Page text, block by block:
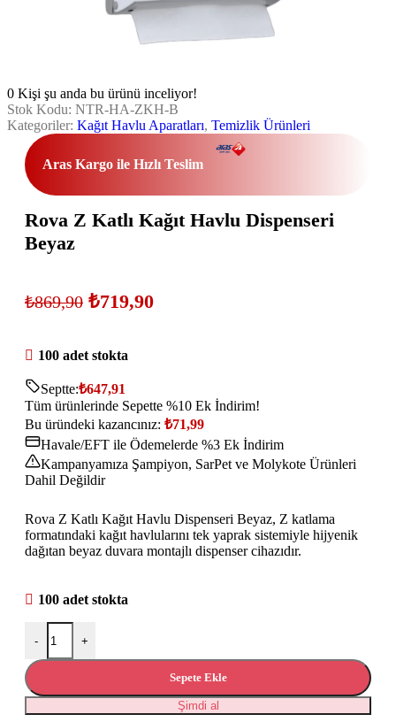
0 Kişi şu anda bu ürünü inceliyor!
Stok Kodu: NTR-HA-ZKH-B
Kategoriler: Kağıt Havlu Aparatları, Temizlik Ürünleri
Aras Kargo ile Hızlı Teslim
Rova Z Katlı Kağıt Havlu Dispenseri
Beyaz
₺869,90 ₺719,90
100 adet stokta
Septte:₺647,91
Tüm ürünlerinde Sepette %10 Ek İndirim!
Bu üründeki kazancınız: ₺71,99
Havale/EFT ile Ödemelerde %3 Ek İndirim
Kampanyamıza Şampiyon, SarPet ve Molykote Ürünleri
Dahil Değildir
Rova Z Katlı Kağıt Havlu Dispenseri Beyaz, Z katlama
formatındaki kağıt havlularını tek yaprak sistemiyle hijyenik
dağıtan beyaz duvara montajlı dispenser cihazıdır.
100 adet stokta
- +
Sepete Ekle
Şimdi al